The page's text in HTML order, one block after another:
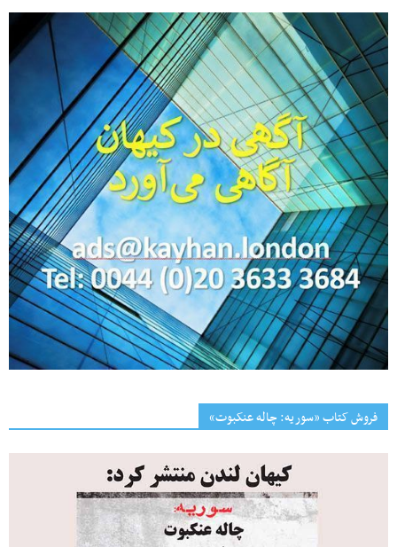
فروش کتاب «سوریه: چاله عنکبوت»